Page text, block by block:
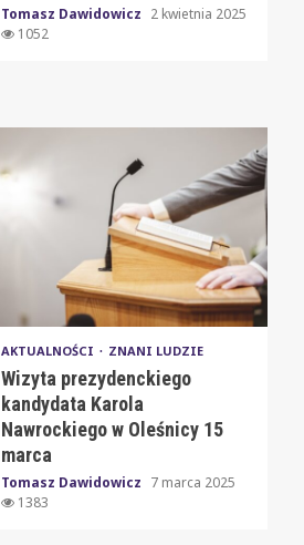
Tomasz Dawidowicz 2 kwietnia 2025
1052
AKTUALNOŚCI ZNANI LUDZIE
Wizyta prezydenckiego
kandydata Karola
Nawrockiego w Oleśnicy 15
marca
Tomasz Dawidowicz 7 marca 2025
1383